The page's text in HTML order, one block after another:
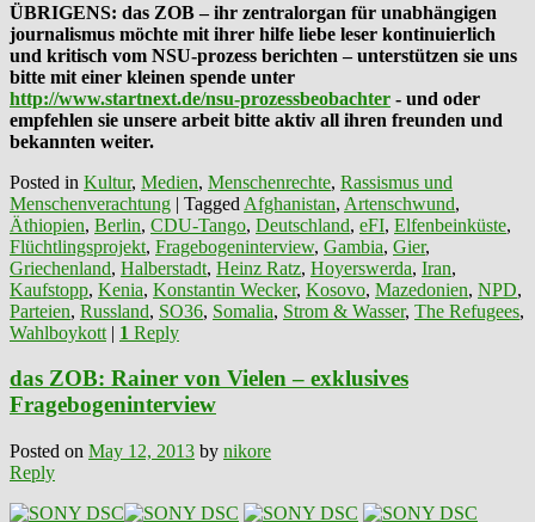
ÜBRIGENS: das ZOB – ihr zentralorgan für unabhängigen
journalismus möchte mit ihrer hilfe liebe leser kontinuierlich
und kritisch vom NSU-prozess berichten – unterstützen sie uns
bitte mit einer kleinen spende unter
http://www.startnext.de/nsu-prozessbeobachter - und oder
empfehlen sie unsere arbeit bitte aktiv all ihren freunden und
bekannten weiter.
Posted in Kultur, Medien, Menschenrechte, Rassismus und
Menschenverachtung | Tagged Afghanistan, Artenschwund,
Äthiopien, Berlin, CDU-Tango, Deutschland, eFI, Elfenbeinküste,
Flüchtlingsprojekt, Fragebogeninterview, Gambia, Gier,
Griechenland, Halberstadt, Heinz Ratz, Hoyerswerda, Iran,
Kaufstopp, Kenia, Konstantin Wecker, Kosovo, Mazedonien, NPD,
Parteien, Russland, SO36, Somalia, Strom & Wasser, The Refugees,
Wahlboykott | 1 Reply
das ZOB: Rainer von Vielen – exklusives
Fragebogeninterview
Posted on May 12, 2013 by nikore
Reply